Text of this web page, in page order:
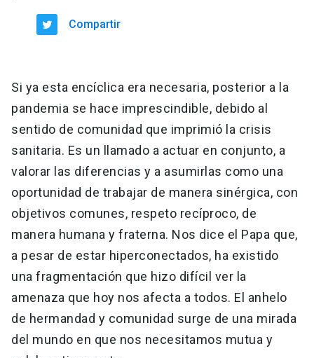
Compartir
Si ya esta encíclica era necesaria, posterior a la
pandemia se hace imprescindible, debido al
sentido de comunidad que imprimió la crisis
sanitaria. Es un llamado a actuar en conjunto, a
valorar las diferencias y a asumirlas como una
oportunidad de trabajar de manera sinérgica, con
objetivos comunes, respeto recíproco, de
manera humana y fraterna. Nos dice el Papa que,
a pesar de estar hiperconectados, ha existido
una fragmentación que hizo difícil ver la
amenaza que hoy nos afecta a todos. El anhelo
de hermandad y comunidad surge de una mirada
del mundo en que nos necesitamos mutua y